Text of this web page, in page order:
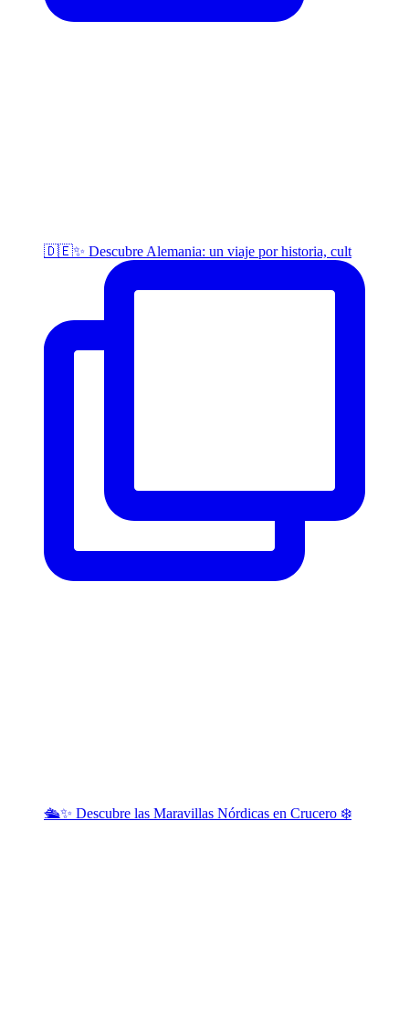
🇩🇪✨ Descubre Alemania: un viaje por historia, cult
🛳️✨ Descubre las Maravillas Nórdicas en Crucero ❄️